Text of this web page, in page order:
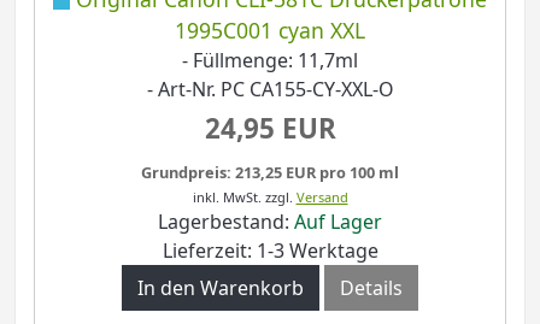
1995C001 cyan XXL
- Füllmenge: 11,7ml
- Art-Nr. PC CA155-CY-XXL-O
24,95 EUR
Grundpreis: 213,25 EUR pro 100 ml
inkl. MwSt. zzgl. Versand
Lagerbestand: Auf Lager
Lieferzeit: 1-3 Werktage
In den Warenkorb
Details